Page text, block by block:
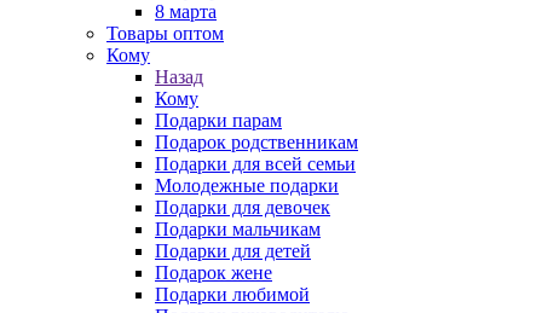
8 марта
Товары оптом
Кому
Назад
Кому
Подарки парам
Подарок родственникам
Подарки для всей семьи
Молодежные подарки
Подарки для девочек
Подарки мальчикам
Подарки для детей
Подарок жене
Подарки любимой